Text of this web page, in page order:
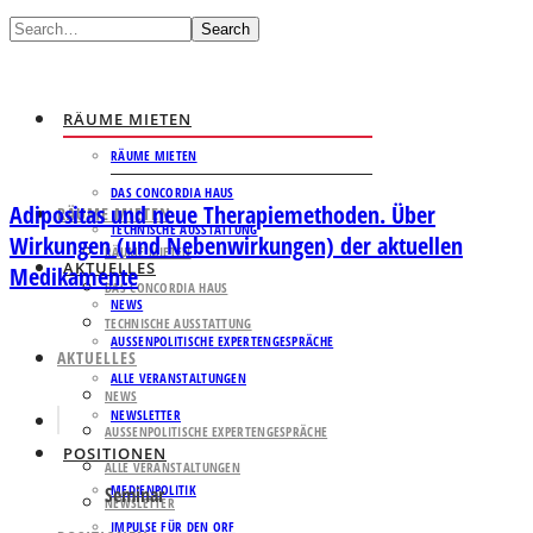
Search
RÄUME MIETEN
RÄUME MIETEN
DAS CONCORDIA HAUS
TECHNISCHE AUSSTATTUNG
AKTUELLES
NEWS
AUSSENPOLITISCHE EXPERTENGESPRÄCHE
ALLE VERANSTALTUNGEN
NEWSLETTER
POSITIONEN
MEDIENPOLITIK
IMPULSE FÜR DEN ORF
RÄUME MIETEN
RÄUME MIETEN
DAS CONCORDIA HAUS
TECHNISCHE AUSSTATTUNG
AKTUELLES
NEWS
AUSSENPOLITISCHE EXPERTENGESPRÄCHE
ALLE VERANSTALTUNGEN
NEWSLETTER
Adipositas und neue Therapiemethoden. Über
Wirkungen (und Nebenwirkungen) der aktuellen
Medikamente
Seminar